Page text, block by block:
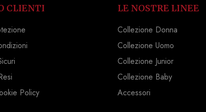
CLIENTI
Policy
LE NOSTRE LINEE
Collezione Donna
Collezione Uomo
Collezione Junior
Collezione Baby
Accessori